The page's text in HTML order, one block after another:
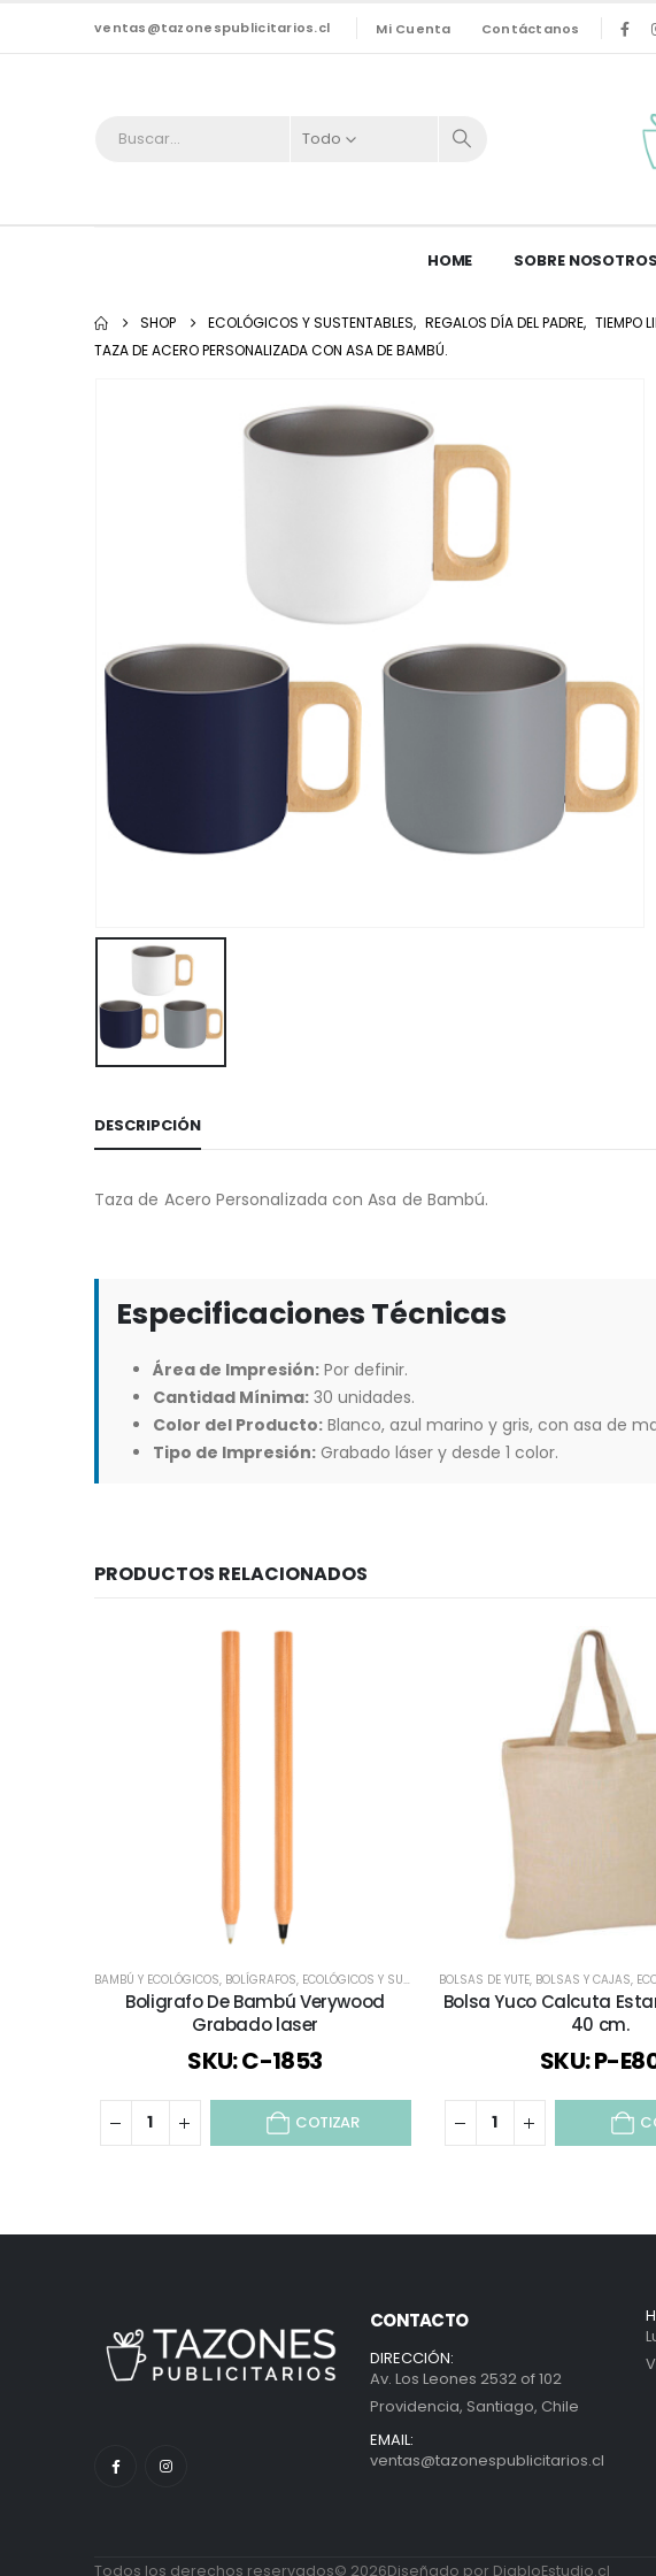
ventas@tazonespublicitarios.cl Mi Cuenta Contáctanos
Todo
HOME SOBRE NOSOTROS
SHOP ECOLÓGICOS Y SUSTENTABLES, REGALOS DÍA DEL PADRE, TIEMPO
TAZA DE ACERO PERSONALIZADA CON ASA DE BAMBÚ.
DESCRIPCIÓN
Taza de Acero Personalizada con Asa de Bambú.
Especificaciones Técnicas
Área de Impresión: Por definir.
Cantidad Mínima: 30 unidades.
Color del Producto: Blanco, azul marino y gris, con asa de
Tipo de Impresión: Grabado láser y desde 1 color.
PRODUCTOS RELACIONADOS
BAMBÚ Y ECOLÓGICOS, BOLÍGRAFOS, ECOLÓGICOS Y SUSTENTABLES ,TODOS
Boligrafo De Bambú Verywood
Grabado laser
SKU: C-1853
COTIZAR
BOLSAS DE YUTE, BOLSAS Y CAJAS,
Bolsa Yuco Calcuta
40 cm.
SKU: P-
CONTACTO
DIRECCIÓN:
Av. Los Leones 2532 of 102
Providencia, Santiago, Chile
EMAIL:
ventas@tazonespublicitarios.cl
Todos los derechos reservados© 2026Diseñado por DiabloEstudio.cl